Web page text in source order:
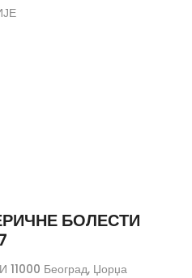
БОЛЕСТИ
Београд, Џорџа